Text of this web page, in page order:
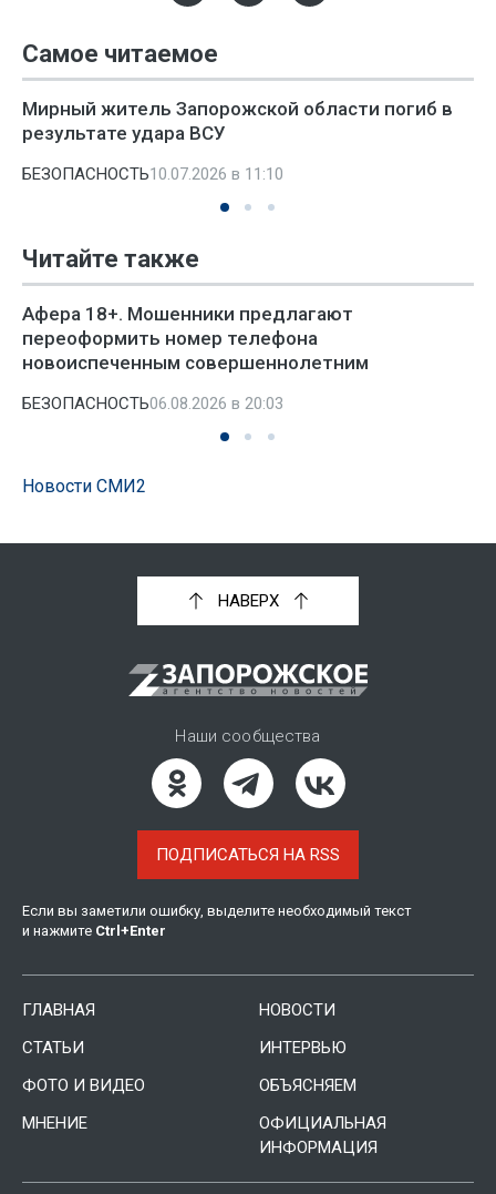
Самое читаемое
Мирный житель Запорожской области погиб в
результате удара ВСУ
БЕЗОПАСНОСТЬ10.07.2026 в 11:10
Читайте также
Афера 18+. Мошенники предлагают
переоформить номер телефона
новоиспеченным совершеннолетним
БЕЗОПАСНОСТЬ06.08.2026 в 20:03
Новости СМИ2
НАВЕРХ
Наши сообщества
ПОДПИСАТЬСЯ НА RSS
Если вы заметили ошибку, выделите необходимый текст
и нажмите Ctrl +Enter
ГЛАВНАЯ
НОВОСТИ
СТАТЬИ
ИНТЕРВЬЮ
ФОТО И ВИДЕО
ОБЪЯСНЯЕМ
МНЕНИЕ
ОФИЦИАЛЬНАЯ
ИНФОРМАЦИЯ